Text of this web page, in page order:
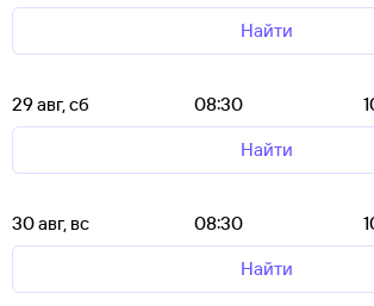
Найти
29 авг, сб 08:30
Найти
30 авг, вс 08:30
Найти